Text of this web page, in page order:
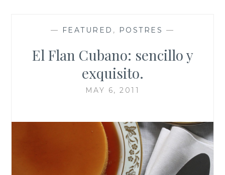
— FEATURED , POSTRES —
El Flan Cubano: sencillo y
exquisito.
MAY 6, 2011